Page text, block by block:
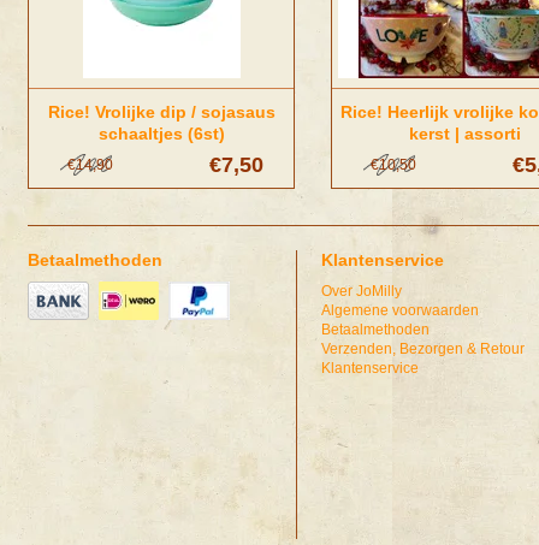
Rice! Vrolijke dip / sojasaus
schaaltjes (6st)
€7,50
€14,90
Rice! Heerlijk vrolijke
kerst | assorti
€10,50
Betaalmethoden Klantenservice
Over JoMilly
Algemene voorwaarden
Betaalmethoden
Verzenden, Bezorgen & Retour
Klantenservice